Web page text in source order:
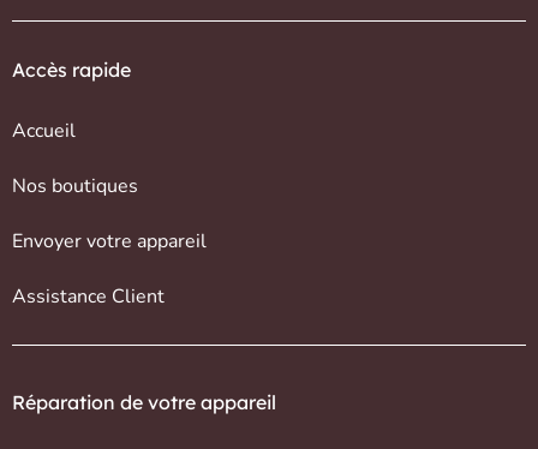
Accès rapide
Accueil
Nos boutiques
Envoyer votre appareil
Assistance Client
Réparation de votre appareil